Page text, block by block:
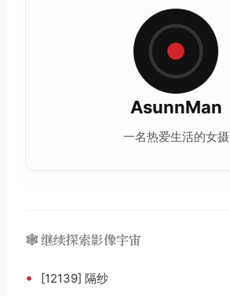
AsunnMan
一名热爱生活的女摄
🕸️ 继续探索影像宇宙
• [12139] 隔纱